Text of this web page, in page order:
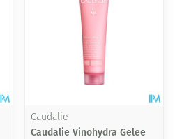
Caudalie
Caudalie Vinohydra Gelee